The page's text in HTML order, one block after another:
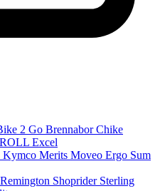
2 Go Brennabor Chike
Excel
Kymco Merits Moveo Ergo Sum
Remington Shoprider Sterling